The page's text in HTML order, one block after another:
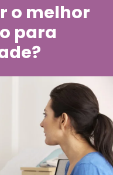
o melhor
para